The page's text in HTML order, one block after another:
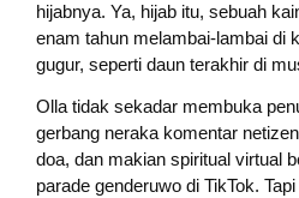
hijabnya. Ya, hijab itu, sebuah
enam tahun melambai-lambai di
gugur, seperti daun terakhir di
Olla tidak sekadar membuka
gerbang neraka komentar
doa, dan makian spiritual virtual
parade genderuwo di TikTok.